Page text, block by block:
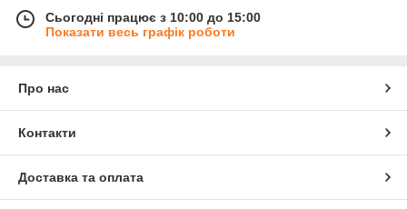
Електрофурнітура виконана в сучасному елегантному
дизайні, білого і кремового кольору.
Сьогодні працює з 10:00 до 15:00
Показати весь графік роботи
Про нас
Контакти
Доставка та оплата